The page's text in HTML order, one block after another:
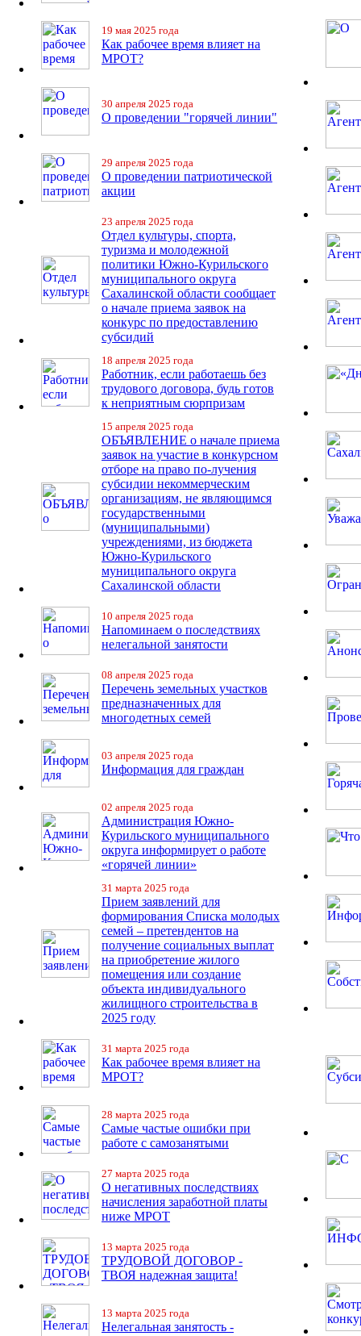
19 мая 2025 года
Как рабочее время влияет на
МРОТ?
30 апреля 2025 года
О проведении "горячей линии"
29 апреля 2025 года
О проведении патриотической
акции
23 апреля 2025 года
Отдел культуры, спорта,
туризма и молодежной
политики Южно-Курильского
муниципального округа
Сахалинской области сообщает
о начале приема заявок на
конкурс по предоставлению
субсидий
18 апреля 2025 года
Работник, если работаешь без
трудового договора, будь готов
к неприятным сюрпризам
15 апреля 2025 года
ОБЪЯВЛЕНИЕ о начале приема
заявок на участие в конкурсном
отборе на право по-лучения
субсидии некоммерческим
организациям, не являющимся
государственными
(муниципальными)
учреждениями, из бюджета
Южно-Курильского
муниципального округа
Сахалинской области
10 апреля 2025 года
Напоминаем о последствиях
нелегальной занятости
08 апреля 2025 года
Перечень земельных участков
предназначенных для
многодетных семей
03 апреля 2025 года
Информация для граждан
02 апреля 2025 года
Администрация Южно-
Курильского муниципального
округа информирует о работе
«горячей линии»
31 марта 2025 года
Прием заявлений для
формирования Списка молодых
семей – претендентов на
получение социальных выплат
на приобретение жилого
помещения или создание
объекта индивидуального
жилищного строительства в
2025 году
31 марта 2025 года
Как рабочее время влияет на
МРОТ?
28 марта 2025 года
Самые частые ошибки при
работе с самозанятыми
27 марта 2025 года
О негативных последствиях
начисления заработной платы
ниже МРОТ
13 марта 2025 года
ТРУДОВОЙ ДОГОВОР -
ТВОЯ надежная защита!
13 марта 2025 года
Нелегальная занятость -